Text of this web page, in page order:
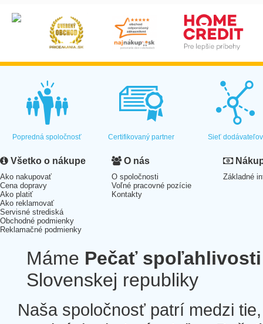
Popredná spoločnosť Certifikovaný partner Sieť dodávateľov
Všetko o nákupe
Ako nakupovať
Cena dopravy
Ako platiť
Ako reklamovať
Servisné strediská
Obchodné podmienky
Reklamačné podmienky
O nás
O spoločnosti
Voľné pracovné pozície
Kontakty
Základné
Máme Pečať spoľahlivosti
Slovenskej republiky
Naša spoločnosť patrí medzi